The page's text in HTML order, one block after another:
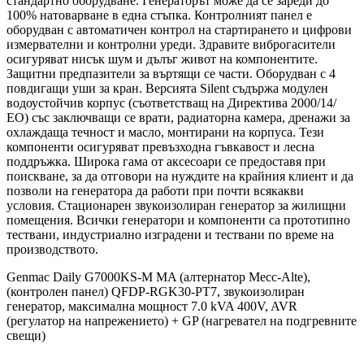
100% натоварване в една стъпка. Контролният панел е
оборудван с автоматичен контрол на стартирането и цифрови
измервателни и контролни уреди. Здравите виброгасители
осигуряват нисък шум и дълъг живот на компонентите.
Защитни предпазители за въртящи се части. Оборудван с 4
повдигащи уши за кран. Версията Silent съдържа модулен
водоустойчив корпус (съответстващ на Директива 2000/14/
ЕО) със заключващи се врати, радиаторна камера, дренажи за
охлаждаща течност и масло, монтирани на корпуса. Тези
компоненти осигуряват превъзходна гъвкавост и лесна
поддръжка. Широка гама от аксесоари се предоставя при
поискване, за да отговори на нуждите на крайния клиент и да
позволи на генератора да работи при почти всякакви
условия. Стационарен звукоизолиран генератор за жилищни
помещения. Всички генератори и компоненти са прототипно
тествани, индустриално изградени и тествани по време на
производството.
Genmac Daily G7000KS-M MA (алтернатор Mecc-Alte),
(контролен панел) QFDP-RGK30-PT7, звукоизолиран
генератор, максимална мощност 7.0 kVA 400V, AVR
(регулатор на напрежението) + GP (нагревател на подгревните
свещи)